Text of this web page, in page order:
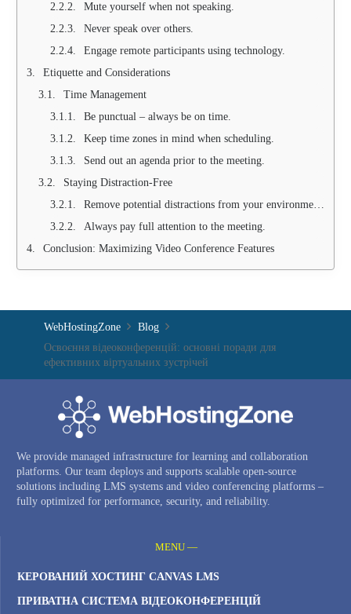
Mute yourself when not speaking.
Never speak over others.
Engage remote participants using technology.
Etiquette and Considerations
Time Management
Be punctual – always be on time.
Keep time zones in mind when scheduling.
Send out an agenda prior to the meeting.
Staying Distraction-Free
Remove potential distractions from your environment.
Always pay full attention to the meeting.
Conclusion: Maximizing Video Conference Features
WebHostingZone
Blog
Освоєння відеоконференцій: основні поради для
ефективних віртуальних зустрічей
We provide managed infrastructure for learning and collaboration
platforms. Our team deploys and supports scalable open-source
solutions including LMS systems and video conferencing platforms –
fully optimized for performance, security, and reliability.
MENU —
КЕРОВАНИЙ ХОСТИНГ CANVAS LMS
ПРИВАТНА СИСТЕМА ВІДЕОКОНФЕРЕНЦІЙ